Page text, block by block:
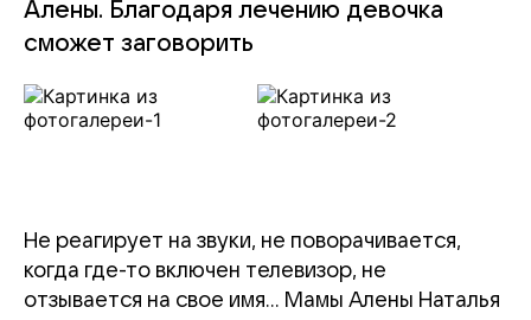
Алены. Благодаря лечению девочка
сможет заговорить
Не реагирует на звуки, не поворачивается,
когда где-то включен телевизор, не
отзывается на свое имя… Мамы Алены Наталья